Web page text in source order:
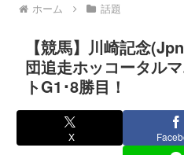
ホーム 話題
【競馬】川崎記念
団追走ホッコータル
トG1･8勝目！
X